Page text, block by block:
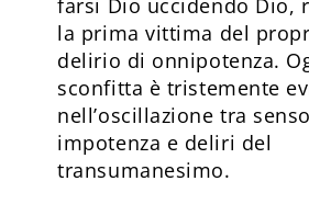
la prima vittima del
delirio di onnipotenza.
sconfitta è tristemente
nell’oscillazione tra
impotenza e deliri del
transumanesimo.